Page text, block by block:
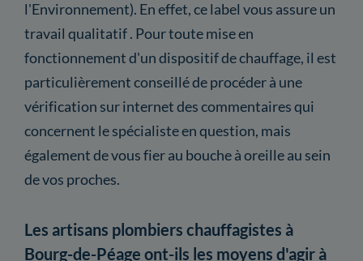
l'Environnement). En effet, ce label vous assure un
travail qualitatif . Pour toute mise en
fonctionnement d'un dispositif de chauffage, il est
particulièrement conseillé de procéder à une
vérification sur internet des commentaires qui
concernent le spécialiste en question, mais
également de vous fier au bouche à oreille au sein
de vos proches.
Les artisans plombiers chauffagistes à
Bourg-de-Péage ont-ils les moyens d'agir à